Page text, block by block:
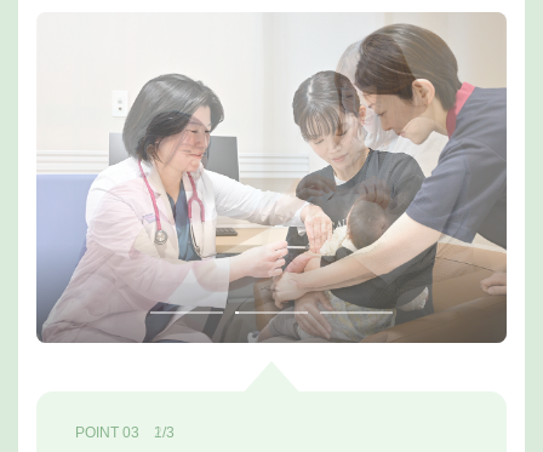
POINT 03 1/3
POINT 03 2/3
POINT 03 3/3